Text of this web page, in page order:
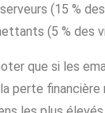
(15 %
(5 % des
que si les
perte